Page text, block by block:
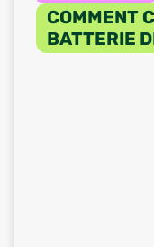
COMMENT
BATTERIE